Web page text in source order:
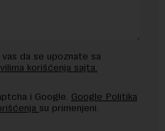
da se upoznate sa
korišćenja sajta.
i Google. Google Politika
su primenjeni.